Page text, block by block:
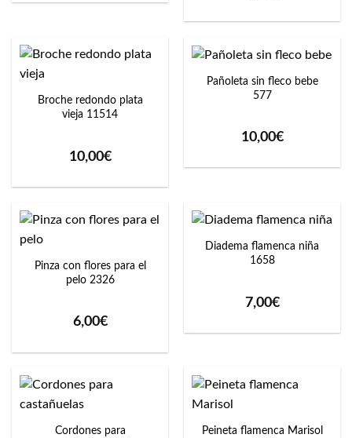
Broche redondo plata
vieja 11514
10,00€
Pañoleta sin fleco bebe
577
10,00€
Pinza con flores para el
pelo 2326
6,00€
Diadema flamenca niña
1658
7,00€
Cordones para
Peineta flamenca Marisol